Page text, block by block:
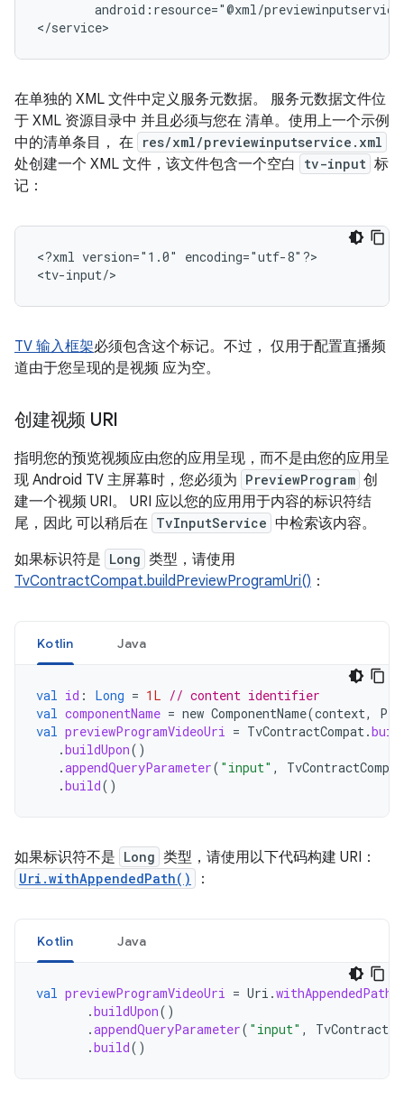
android:resource="@xml/
</service>
在单独的 XML 文件中定义服务元数据。 服务元数据文件位
于 XML 资源目录中 并且必须与您在 清单。使用上一个示例
中的清单条目， 在 res/xml/previewinputservice.xml
处创建一个 XML 文件，该文件包含一个空白 tv-input 标
记：
<?xml version="1.0"
encoding="utf-8"?>
TV 输入框架必须包含这个标记。不过， 仅用于配置直播频
道由于您呈现的是视频 应为空。
创建视频 URI
指明您的预览视频应由您的应用呈现，而不是由您的应用呈
现 Android TV 主屏幕时，您必须为 PreviewProgram 创
建一个视频 URI。 URI 应以您的应用用于内容的标识符结
尾，因此 可以稍后在 TvInputService 中检索该内容。
如果标识符是 Long 类型，请使用
TvContractCompat.buildPreviewProgramUri() ：
Kotlin Java
val id : Long = 1L // content identifier
val componentName = new ComponentName(context,
val previewProgramVideoUri = TvContractCompat.
.buildUpon()
.appendQueryParameter( "input" ,
TvContractCompat
.build()
如果标识符不是 Long 类型，请使用以下代码构建 URI：
Uri.withAppendedPath() ：
Kotlin Java
val previewProgramVideoUri = Uri .withAppendedPath
.buildUpon()
.appendQueryParameter( "input" ,
.build()